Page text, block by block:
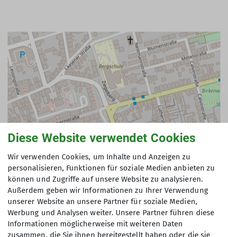
© OpenStreetMap Contributors |MapLibre
Diese Website verwendet Cookies
Wir verwenden Cookies, um Inhalte und Anzeigen zu
personalisieren, Funktionen für soziale Medien anbieten zu
können und Zugriffe auf unsere Website zu analysieren.
Außerdem geben wir Informationen zu Ihrer Verwendung
unserer Website an unsere Partner für soziale Medien,
Werbung und Analysen weiter. Unsere Partner führen diese
Informationen möglicherweise mit weiteren Daten
zusammen, die Sie ihnen bereitgestellt haben oder die sie